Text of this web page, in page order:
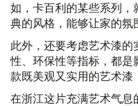
如，卡百利的某些系列
典的风格，能够让家的氛
此外，还要考虑艺术漆
性、环保性等指标，都是
款既美观又实用的艺术漆
在浙江这片充满艺术气息